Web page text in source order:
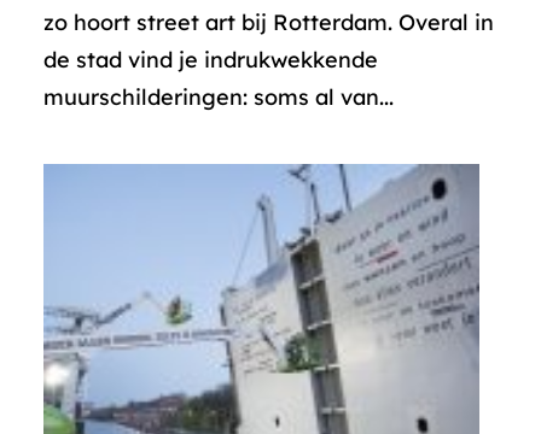
zo hoort street art bij Rotterdam. Overal in
de stad vind je indrukwekkende
muurschilderingen: soms al van...